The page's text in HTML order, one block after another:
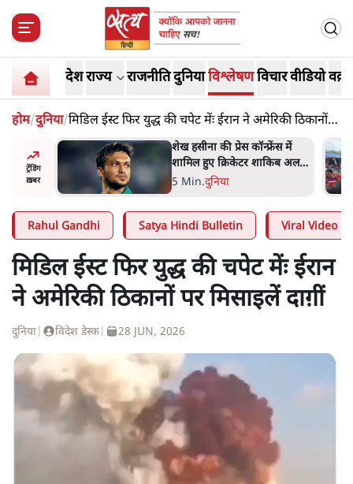
देशराज्य राजनीतिदुनियाविश्लेषणविचारवीडियो
होम/दुनिया/मिडिल ईस्ट फिर युद्ध की चपेट मेंः ईरान ने अमेरिकी ठिकानों
पर मिसाइलें दाग़ीं
ट्रेंडिंग
ख़बर
अहमद
में बंद
शेख हसीना की प्रेस कॉन्फ्रेंस में
शामिल हुए क्रिकेटर शाकिब अल
हसन के घर पर पेट्रोल बम से हमला
5 Min.दुनिया
Rahul Gandhi Satya Hindi Bulletin Viral Video
मिडिल ईस्ट फिर युद्ध की चपेट मेंः ईरान
ने अमेरिकी ठिकानों पर मिसाइलें दाग़ीं
दुनिया विदेश डेस्क 28 JUN, 2026